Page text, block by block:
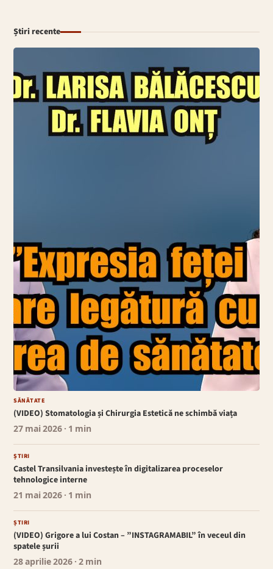
Știri recente
SĂNĂTATE
(VIDEO) Stomatologia și Chirurgia Estetică ne schimbă viața
27 mai 2026 · 1 min
ȘTIRI
Castel Transilvania investește în digitalizarea proceselor
tehnologice interne
21 mai 2026 · 1 min
ȘTIRI
(VIDEO) Grigore a lui Costan – ”INSTAGRAMABIL” în veceul din
spatele șurii
28 aprilie 2026 · 2 min